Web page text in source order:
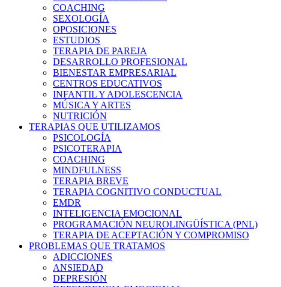
COACHING
SEXOLOGÍA
OPOSICIONES
ESTUDIOS
TERAPIA DE PAREJA
DESARROLLO PROFESIONAL
BIENESTAR EMPRESARIAL
CENTROS EDUCATIVOS
INFANTIL Y ADOLESCENCIA
MÚSICA Y ARTES
NUTRICIÓN
TERAPIAS QUE UTILIZAMOS
PSICOLOGÍA
PSICOTERAPIA
COACHING
MINDFULNESS
TERAPIA BREVE
TERAPIA COGNITIVO CONDUCTUAL
EMDR
INTELIGENCIA EMOCIONAL
PROGRAMACIÓN NEUROLINGÜÍSTICA (PNL)
TERAPIA DE ACEPTACIÓN Y COMPROMISO
PROBLEMAS QUE TRATAMOS
ADICCIONES
ANSIEDAD
DEPRESIÓN